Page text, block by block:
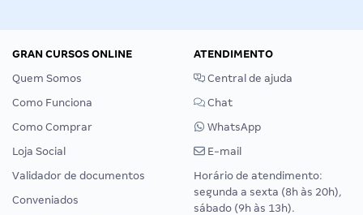
GRAN CURSOS ONLINE
Quem Somos
Como Funciona
Como Comprar
Loja Social
Validador de documentos
Conveniados
ATENDIMENTO
Central de ajuda
Chat
WhatsApp
E-mail
Horário de atendimento:
segunda a sexta (8h às 20h),
sábado (9h às 13h).